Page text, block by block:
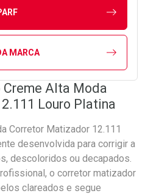
MARCA
Creme Alta Moda
Louro Platina
Corretor Matizador 12.111
desenvolvida para corrigir a
descoloridos ou decapados.
o corretor matizador
clareados e segue